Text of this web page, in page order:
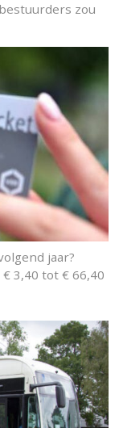
zou
jaar?
3,40 tot € 66,40